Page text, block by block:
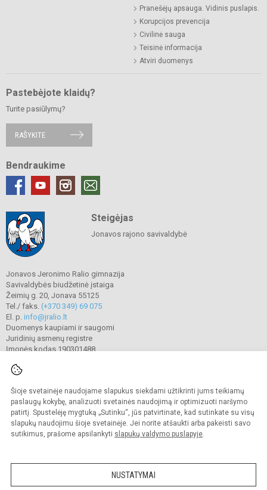
Šioje svetainėje naudojame slapukus siekdami užtikrinti jums teikiamų
paslaugų kokybę, analizuoti svetainės naudojimą ir optimizuoti naršymo
patirtį. Spustelėję mygtuką „Sutinku“, jūs patvirtinate, kad sutinkate su visų
slapukų naudojimu šioje svetainėje. Jei norite atšaukti arba pakeisti savo
sutikimus, prašome apsilankyti slapukų valdymo puslapyje.
NUSTATYMAI
Pranešėjų apsauga. Vidinis puslapis.
Korupcijos prevencija
Civilinė sauga
Teisinė informacija
Atviri duomenys
Pastebėjote klaidų?
Turite pasiūlymų?
RAŠYKITE
Bendraukime
Steigėjas
Jonavos rajono savivaldybė
Jonavos Jeronimo Ralio gimnazija
Savivaldybės biudžetinė įstaiga
Žeimių g. 20, Jonava 55125
Tel./ faks. (+370 349) 69 075
El. p. info@jralio.lt
Duomenys kaupiami ir saugomi
Juridinių asmenų registre
Įmonės kodas 190301488
© 2023. Jonavos Jeronimo Ralio gimnazija. Visos teisės saugomos.
Kopijuoti turinį be raštiško gimnazijos sutikimo griežtai draudžiama.
Prieinamumo paraiška Slapukų valdymas
Sumanus būdas atnaujinti